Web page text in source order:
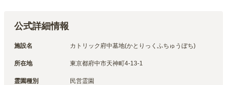
公式詳細情報
施設名 カトリック府中墓地(かとりっくふちゅうぼち)
所在地 東京都府中市天神町4-13-1
霊園種別 民営霊園